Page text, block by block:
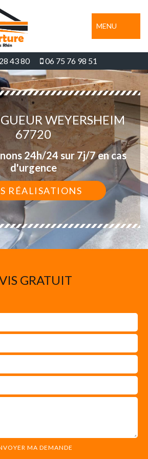
MENU
43 80 06 75 76 98 51
WEYERSHEIM
67720
24h/24 sur 7j/7 en cas
d'urgence
RÉALISATIONS
GRATUIT